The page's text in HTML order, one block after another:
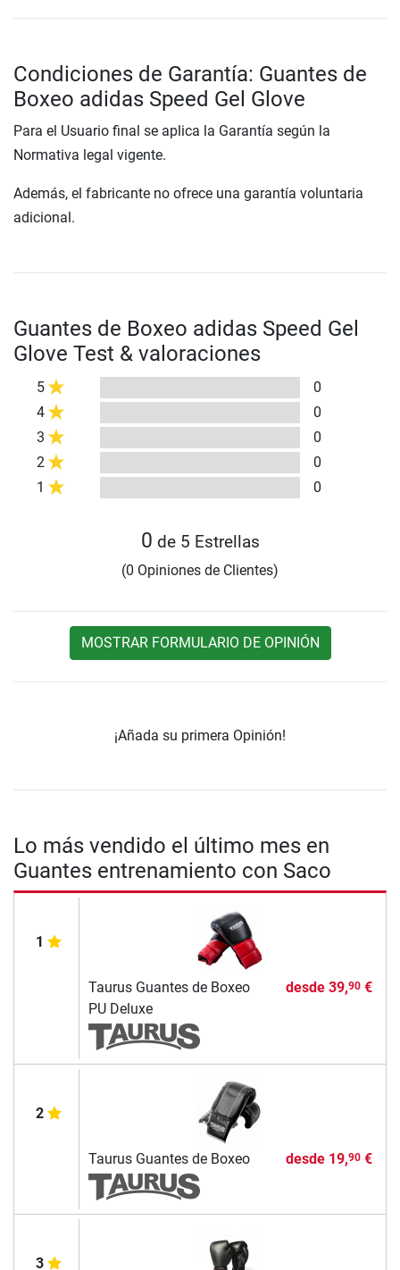
Condiciones de Garantía: Guantes de
Boxeo adidas Speed Gel Glove
Para el Usuario final se aplica la Garantía según la
Normativa legal vigente.
Además, el fabricante no ofrece una garantía voluntaria
adicional.
Guantes de Boxeo adidas Speed Gel
Glove Test & valoraciones
5
0
4
0
3
0
2
0
1
0
0 de 5 Estrellas
(0 Opiniones de Clientes)
MOSTRAR FORMULARIO DE OPINIÓN
¡Añada su primera Opinión!
Lo más vendido el último mes en
Guantes entrenamiento con Saco
1
Taurus Guantes de Boxeo
PU Deluxe
desde 39,90€
2
Taurus Guantes de Boxeo desde 19,90€
3